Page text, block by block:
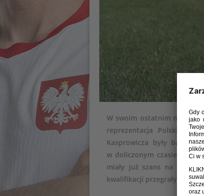
W swoim ostatnim meczu
reprezentacja Polski do
Kasprowicza były bardzo
w doliczonym czasie gry.
miały już szans na
kwalifikacji przegrały 0:1 z